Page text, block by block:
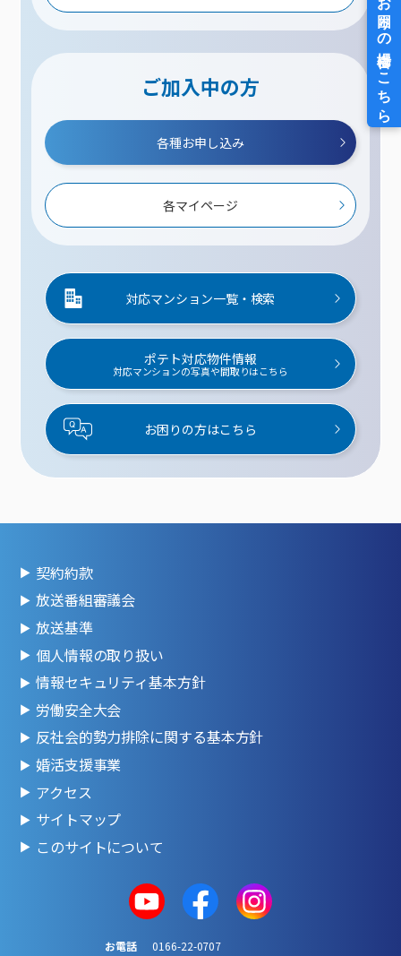
ご加入中の方
各種お申し込み
各マイページ
対応マンション一覧・検索
ポテト対応物件情報
対応マンションの写真や間取りはこちら
お困りの方はこちら
契約約款
放送番組審議会
放送基準
個人情報の取り扱い
情報セキュリティ基本方針
労働安全大会
反社会的勢力排除に関する基本方針
婚活支援事業
アクセス
サイトマップ
このサイトについて
お電話
0166-22-0707